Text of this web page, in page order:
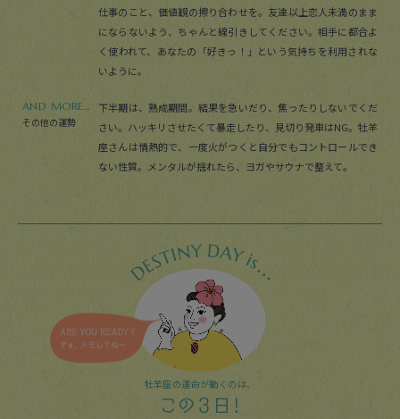
仕事のこと、価値観の擦り合わせを。友達以上恋人未満のまま
にならないよう、ちゃんと線引きしてください。相手に都合よ
く使われて、あなたの「好きっ！」という気持ちを利用されな
いように。
AND MORE...
その他の運勢
下半期は、熟成期間。結果を急いだり、焦ったりしないでくだ
さい。ハッキリさせたくて暴走したり、見切り発車はNG。牡羊
座さんは情熱的で、一度火がつくと自分でもコントロールでき
ない性質。メンタルが揺れたら、ヨガやサウナで整えて。
牡羊座の運命が動くのは、